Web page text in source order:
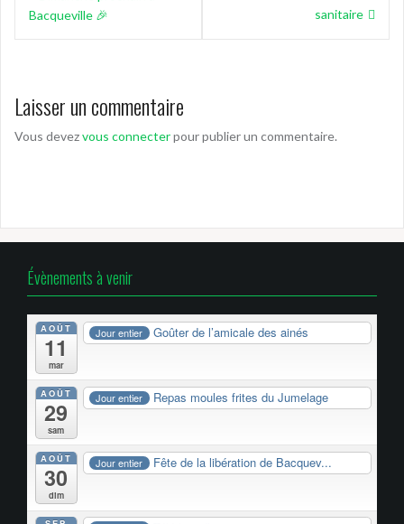
l’article
Bacqueville 🎉
sanitaire
Laisser un commentaire
Vous devezvous connecterpour publier un commentaire.
Évènements à venir
AOÛT
11
mar
Jour entier Goûter de l’amicale des ainés
AOÛT
29
sam
Jour entier Repas moules frites du Jumelage
AOÛT
30
dim
Jour entier Fête de la libération de Bacquev...